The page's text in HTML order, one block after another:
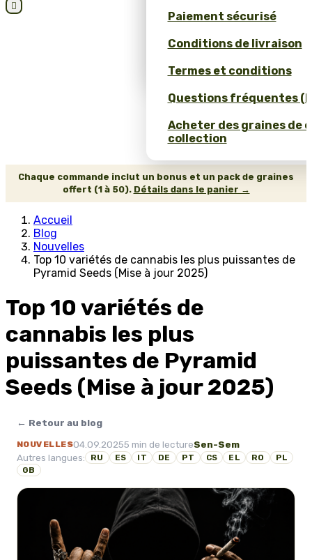
Obtenez 10 % de
Calculateur de Prix pour
Paiement sécurisé
Conditions de livraison
Termes et conditions
Questions fréquentes
Acheter des graines de
collection

Chaque commande inclut un bonus et un pack de graines
offert (1 à 50). Détails dans le panier →
Accueil
Blog
Nouvelles
Top 10 variétés de cannabis les plus puissantes de
Pyramid Seeds (Mise à jour 2025)
Top 10 variétés de
cannabis les plus
puissantes de Pyramid
Seeds (Mise à jour 2025)
← Retour au blog
NOUVELLES04.09.20255 min de lectureSen-Sem
Autres langues:
RU ES IT DE PT CS EL RO
PL
GB